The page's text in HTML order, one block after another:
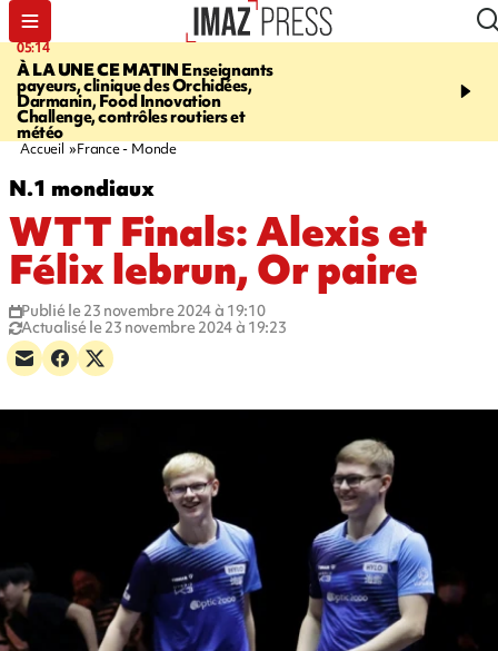
05:14
À LA UNE CE MATIN Enseignants
payeurs, clinique des Orchidées,
Darmanin, Food Innovation
Challenge, contrôles routiers et
météo
07:08
Orchidées pourrait
conséquences pour les
Accueil France - Monde
N.1 mondiaux
WTT Finals: Alexis et
Félix lebrun, Or paire
Publié le 23 novembre 2024 à 19:10
Actualisé le 23 novembre 2024 à 19:23